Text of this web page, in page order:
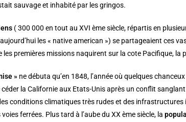
sauvage et inhabité par les gringos.
( 300 000 en tout au XVI ème siècle, répartis en
les « native american ») se partageaient ces
les premières missions naquirent sur la cote Pacifique, la
» ne débuta qu’en 1848, l’année où quelques
la Californie aux Etats-Unis après un conflit
conditions climatiques très rudes et des
ferrées. Plus tard à l’aube du XX ème siècle, la